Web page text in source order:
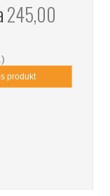
245,00
produkt